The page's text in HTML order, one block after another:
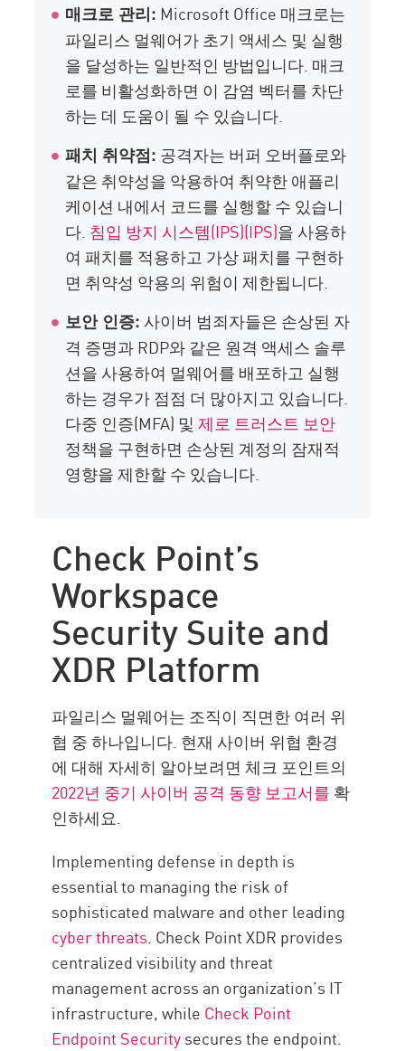
매크로 관리: Microsoft Office 매크로는
파일리스 멀웨어가 초기 액세스 및 실행
을 달성하는 일반적인 방법입니다. 매크
로를 비활성화하면 이 감염 벡터를 차단
하는 데 도움이 될 수 있습니다.
패치 취약점: 공격자는 버퍼 오버플로와
같은 취약성을 악용하여 취약한 애플리
케이션 내에서 코드를 실행할 수 있습니
다. 침입 방지 시스템(IPS)(IPS)을 사용하
여 패치를 적용하고 가상 패치를 구현하
면 취약성 악용의 위험이 제한됩니다.
보안 인증: 사이버 범죄자들은 손상된 자
격 증명과 RDP와 같은 원격 액세스 솔루
션을 사용하여 멀웨어를 배포하고 실행
하는 경우가 점점 더 많아지고 있습니다.
다중 인증(MFA) 및제로 트러스트 보안
정책을 구현하면 손상된 계정의 잠재적
영향을 제한할 수 있습니다.
Check Point’s
Workspace
Security Suite and
XDR Platform
파일리스 멀웨어는 조직이 직면한 여러 위
협 중 하나입니다. 현재 사이버 위협 환경
에 대해 자세히 알아보려면 체크 포인트의
2022년 중기 사이버 공격 동향 보고서를 확
인하세요.
Implementing defense in depth is
essential to managing the risk of
sophisticated malware and other leading
cyber threats. Check Point XDR provides
centralized visibility and threat
management across an organization’s IT
infrastructure, while Check Point
Endpoint Securitysecures the endpoint.